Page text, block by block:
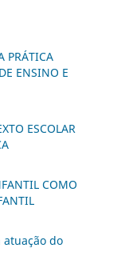
PRÁTICA
ENSINO E
ESCOLAR
COMO
atuação do